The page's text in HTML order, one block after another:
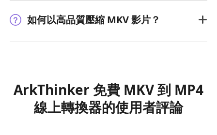
如何以高品質壓縮 MKV 影片？
ArkThinker 免費 MKV 到 MP4
線上轉換器的使用者評論